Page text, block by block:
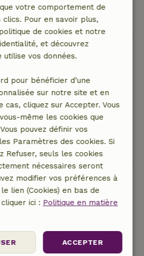
par une énergie 100 %
naturelle
matériaux de construction
de la Maison nature.
réservation
votre comportement de
clics. Pour en savoir plus,
de cookies et notre
et découvrez
utilise vos données.
pour bénéficier d’une
sur notre site et en
cas, cliquez sur Accepter. Vous
même les cookies que
pouvez définir vos
Paramètres des cookies. Si
Refuser, seuls les cookies
nécessaires seront
modifier vos préférences à
lien (Cookies) en bas de
ici : Politique en matière
ACCEPTER